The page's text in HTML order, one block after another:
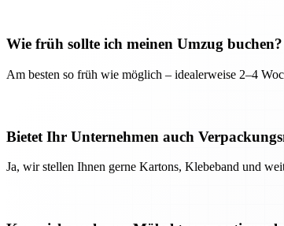
Wie früh sollte ich meinen Umzug buchen?
Am besten so früh wie möglich – idealerweise 2–4
Bietet Ihr Unternehmen auch
Ja, wir stellen Ihnen gerne Kartons, Klebeband und